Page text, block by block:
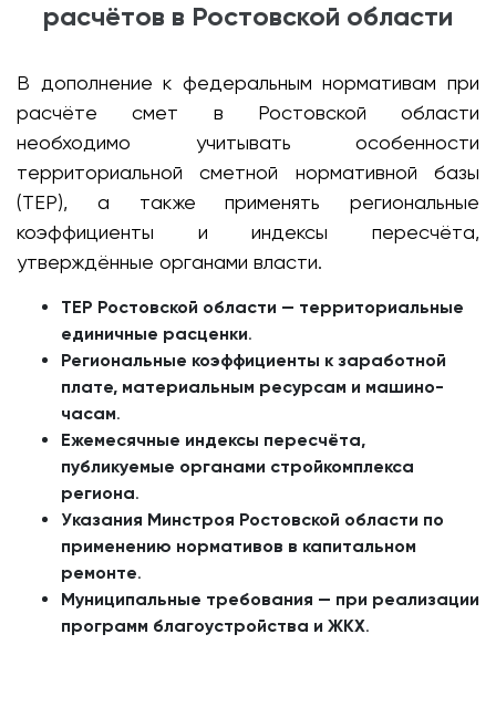
расчётов в Ростовской области
В дополнение к федеральным нормативам при
расчёте смет в Ростовской области
необходимо учитывать особенности
территориальной сметной нормативной базы
(ТЕР), а также применять региональные
коэффициенты и индексы пересчёта,
утверждённые органами власти.
ТЕР Ростовской области — территориальные
единичные расценки.
Региональные коэффициенты к заработной
плате, материальным ресурсам и машино-
часам.
Ежемесячные индексы пересчёта,
публикуемые органами стройкомплекса
региона.
Указания Минстроя Ростовской области по
применению нормативов в капитальном
ремонте.
Муниципальные требования — при реализации
программ благоустройства и ЖКХ.